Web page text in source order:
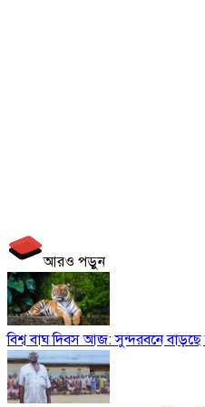
আরও পড়ুন
বিশ্ব বাঘ দিবস আজ: সুন্দরবনে বাড়ছে